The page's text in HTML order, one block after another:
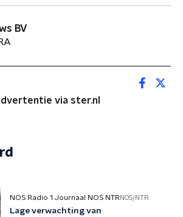
BV
via ster.nl
NOS Radio 1 Journaal NOS NTR NOS/NTR
Lage verwachting van